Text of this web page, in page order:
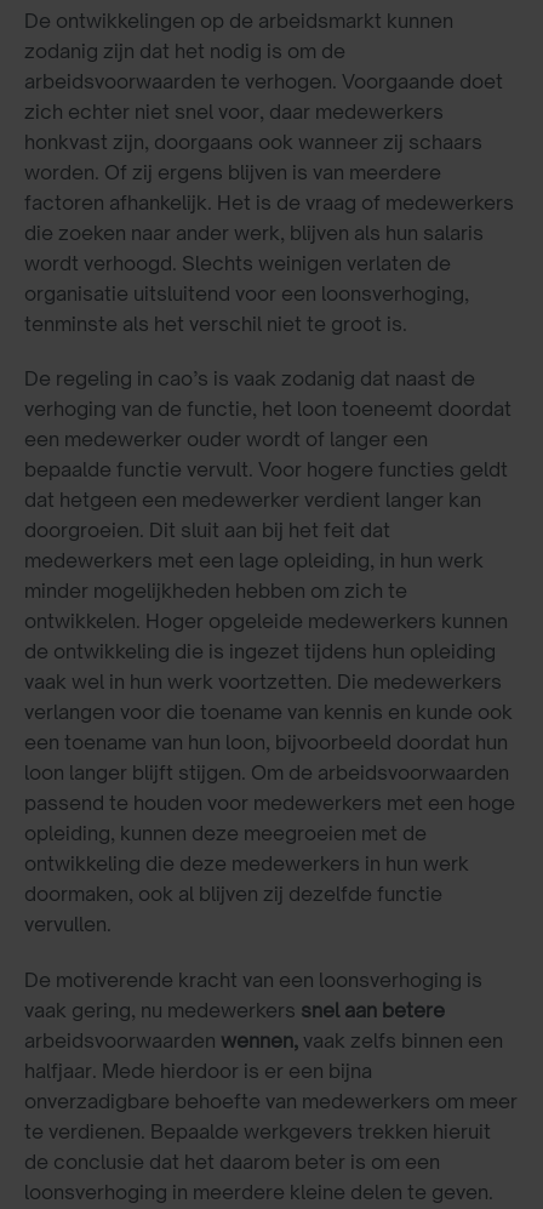
De ontwikkelingen op de arbeidsmarkt kunnen
zodanig zijn dat het nodig is om de
arbeidsvoorwaarden te verhogen. Voorgaande doet
zich echter niet snel voor, daar medewerkers
honkvast zijn, doorgaans ook wanneer zij schaars
worden. Of zij ergens blijven is van meerdere
factoren afhankelijk. Het is de vraag of medewerkers
die zoeken naar ander werk, blijven als hun salaris
wordt verhoogd. Slechts weinigen verlaten de
organisatie uitsluitend voor een loonsverhoging,
tenminste als het verschil niet te groot is.
De regeling in cao’s is vaak zodanig dat naast de
verhoging van de functie, het loon toeneemt doordat
een medewerker ouder wordt of langer een
bepaalde functie vervult. Voor hogere functies geldt
dat hetgeen een medewerker verdient langer kan
doorgroeien. Dit sluit aan bij het feit dat
medewerkers met een lage opleiding, in hun werk
minder mogelijkheden hebben om zich te
ontwikkelen. Hoger opgeleide medewerkers kunnen
de ontwikkeling die is ingezet tijdens hun opleiding
vaak wel in hun werk voortzetten. Die medewerkers
verlangen voor die toename van kennis en kunde ook
een toename van hun loon, bijvoorbeeld doordat hun
loon langer blijft stijgen. Om de arbeidsvoorwaarden
passend te houden voor medewerkers met een hoge
opleiding, kunnen deze meegroeien met de
ontwikkeling die deze medewerkers in hun werk
doormaken, ook al blijven zij dezelfde functie
vervullen.
De motiverende kracht van een loonsverhoging is
vaak gering, nu medewerkers snel aan betere
arbeidsvoorwaarden wennen, vaak zelfs binnen een
halfjaar. Mede hierdoor is er een bijna
onverzadigbare behoefte van medewerkers om meer
te verdienen. Bepaalde werkgevers trekken hieruit
de conclusie dat het daarom beter is om een
loonsverhoging in meerdere kleine delen te geven.